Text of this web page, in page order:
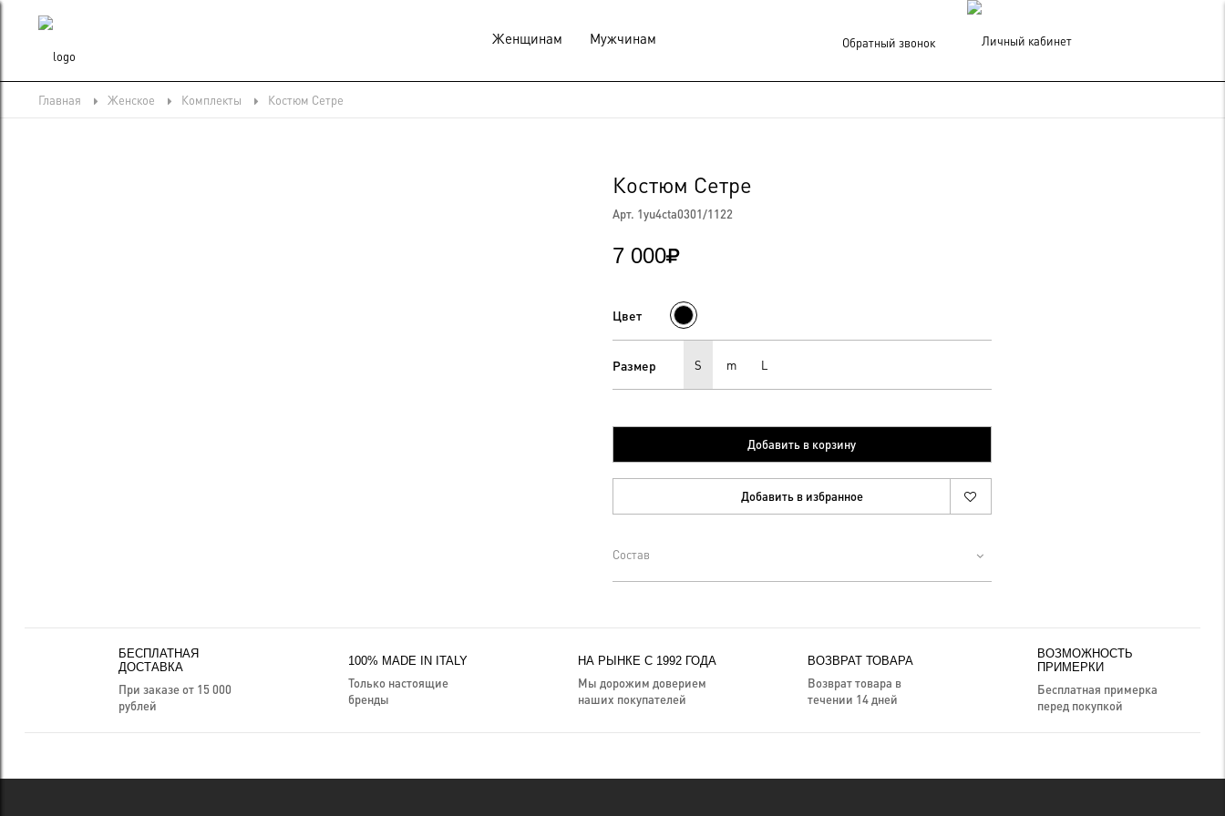
Обратный звонок
Женщинам Мужчинам
Главная Женское Комплекты Костюм Сетре
Костюм Сетре
Арт. 1yu4cta0301/1122
7 000
Цвет
Размер S m L
Добавить в корзину
Добавить в избранное
Состав
БЕСПЛАТНАЯ
ДОСТАВКА
При заказе от 15 000
рублей
100% MADE IN ITALY
Только настоящие
бренды
НА РЫНКЕ С 1992 ГОДА
Мы дорожим доверием
наших покупателей
ВОЗВРАТ ТОВАРА
Возврат товара в
течении 14 дней
ВОЗМОЖНОСТЬ
ПРИМЕРКИ
Бесплатная примерка
перед покупкой